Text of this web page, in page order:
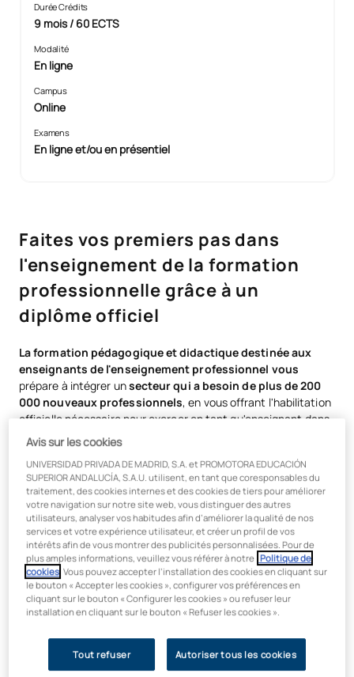
Durée Crédits
9 mois / 60 ECTS
Modalité
En ligne
Campus
Online
Examens
En ligne et/ou en présentiel
Faites vos premiers pas dans
l'enseignement de la formation
professionnelle grâce à un
diplôme officiel
La formation pédagogique et didactique destinée aux
enseignants de l'enseignement professionnel vous
prépare à intégrer unsecteur qui a besoin de plus de 200
000 nouveaux professionnels, en vous offrant l'habilitation
officielle nécessaire pour exercer en tant qu'enseignant dans
des établissements d'enseignement professionnel. Avec
spécialités différentes au choix, ce programme vous permet
de combiner votre expérience professionnelle avec votre
vocation d'enseignant, répondant ainsi au besoin croissant
d'enseignants spécialisés dans la formation professionnelle.
Consultez la liste des diplômes donnant accès à cette
formation en cliquant sur celien.
Alliez votre expérience aux
méthodologies pédagogiques
actuelles pour la salle de classe
Développez des compétences pédagogiques en didactique
Avis sur les cookies
UNIVERSIDAD PRIVADA DE MADRID, S.A. et PROMOTORA EDUCACIÓN
SUPERIOR ANDALUCÍA, S.A.U. utilisent, en tant que coresponsables du
traitement, des cookies internes et des cookies de tiers pour améliorer
votre navigation sur notre site web, vous distinguer des autres
utilisateurs, analyser vos habitudes afin d’améliorer la qualité de nos
services et votre expérience utilisateur, et créer un profil de vos
intérêts afin de vous montrer des publicités personnalisées. Pour de
plus amples informations, veuillez vous référer à notre Politique de
cookies . Vous pouvez accepter l’installation des cookies en cliquant sur
le bouton « Accepter les cookies », configurer vos préférences en
cliquant sur le bouton « Configurer les cookies » ou refuser leur
installation en cliquant sur le bouton « Refuser les cookies ».
Tout refuser Autoriser tous les cookies